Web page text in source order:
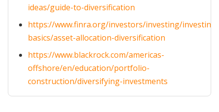
ideas/guide-to-diversification
https://www.finra.org/investors/investing/investing-
basics/asset-allocation-diversification
https://www.blackrock.com/americas-
offshore/en/education/portfolio-
construction/diversifying-investments